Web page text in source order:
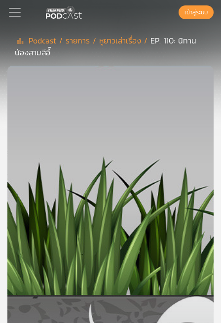
Podcast
ย์
ลิ
สต์
ของ
คุณ
เพลง
บทความ
เข้าสู่ระบบ
Podcast / รายการ / หูยาวเล่าเรื่อง / EP. 110: นิทาน
น้องสามสีอึ๊